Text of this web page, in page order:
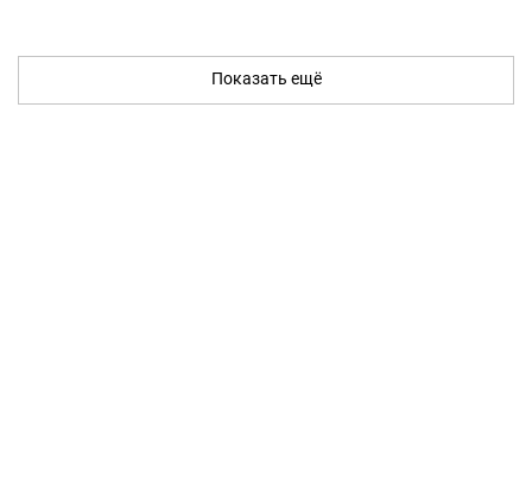
Показать ещё